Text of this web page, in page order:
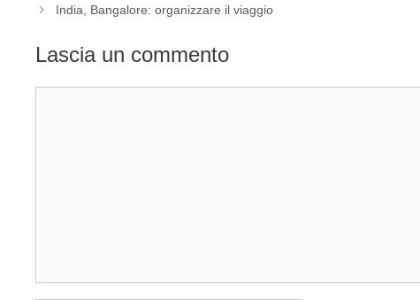
India, Bangalore: organizzare il viaggio
Lascia un commento